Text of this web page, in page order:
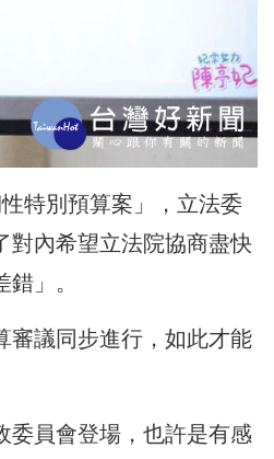
特別預算案」，立法委
對內希望立法院協商盡快
」。
審議同步進行，如此才能
委員會登場，也許是有感